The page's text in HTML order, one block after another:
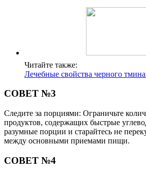
Читайте также:
Лечебные свойства черного
СОВЕТ №3
Следите за порциями: Ограничьте
продуктов, содержащих быстрые
разумные порции и старайтесь не
между основными приемами пищи.
СОВЕТ №4